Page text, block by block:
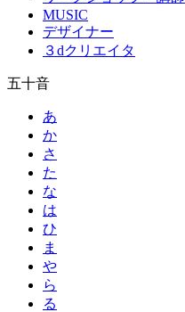
MUSIC
デザイナー
３dクリエイタ
五十音
あ
か
さ
た
な
は
ひ
ま
や
ら
る